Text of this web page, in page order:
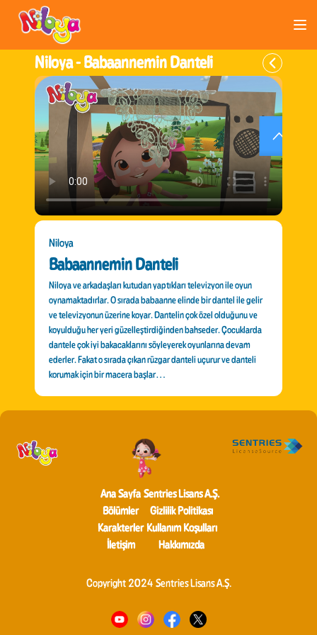
Niloya -Babaannemin Danteli
Niloya
Babaannemin Danteli
Niloya ve arkadaşları kutudan yaptıkları televizyon ile oyun
oynamaktadırlar. O sırada babaanne elinde bir dantel ile gelir
ve televizyonun üzerine koyar. Dantelin çok özel olduğunu ve
koyulduğu her yeri güzelleştirdiğinden bahseder. Çocuklarda
dantele çok iyi bakacaklarını söyleyerek oyunlarına devam
ederler. Fakat o sırada çıkan rüzgar danteli uçurur ve danteli
korumak için bir macera başlar…
Ana Sayfa
Bölümler
Karakterler
İletişim
Sentries Lisans A.Ş.
Gizlilik Politikası
Kullanım Koşulları
Hakkımızda
Copyright 2024 Sentries Lisans A.Ş.